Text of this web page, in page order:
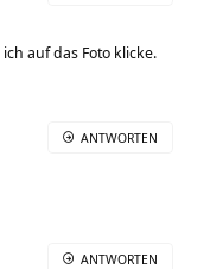
auf das Foto klicke.
ANTWORTEN
ANTWORTEN